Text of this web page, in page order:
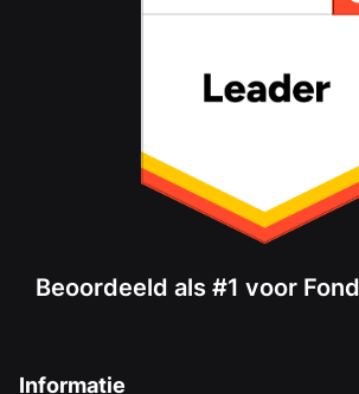
Beoordeeld als #1 voor
Informatie